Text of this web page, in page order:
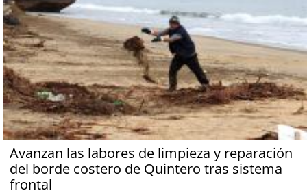
Avanzan las labores de limpieza y reparación
del borde costero de Quintero tras sistema
frontal